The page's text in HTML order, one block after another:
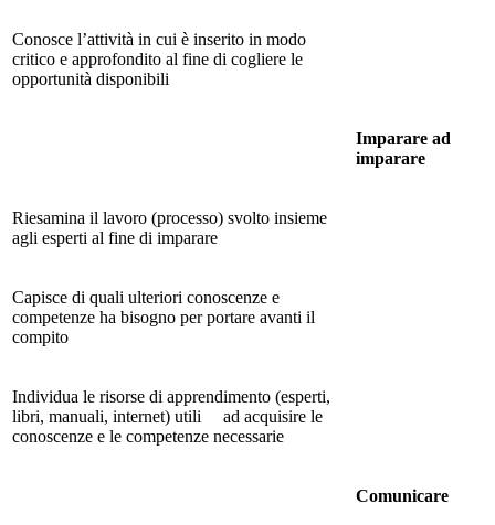
Conosce l’attività in cui è inserito in modo
critico e approfondito al fine di cogliere le
opportunità disponibili
Imparare ad
imparare
Riesamina il lavoro (processo) svolto insieme
agli esperti al fine di imparare
Capisce di quali ulteriori conoscenze e
competenze ha bisogno per portare avanti il
compito
Individua le risorse di apprendimento (esperti,
libri, manuali, internet) utili ad acquisire le
conoscenze e le competenze necessarie
Comunicare